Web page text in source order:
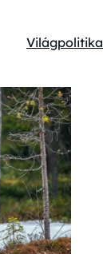
Kategóriák:
Világpolitika